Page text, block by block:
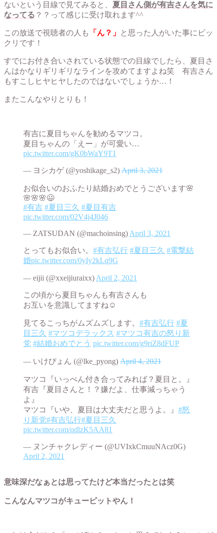
ないという目線で見てみると、 夏目さん側が有吉さんを気に
なってる ？？って感じに受け取れます^^
この放送で視聴者の人も 「ん？」
と思った人がいた事にビッ
クリです！
すでにお付き合いされている状態での目線でしたら、夏目さ
んはかなりギリギリなラインを攻めてますよね笑 有吉さん
もすこしヒヤヒヤしたのではないでしょうか…！
またこんなやりとりも！
有吉に夏目ちゃんを勧めるマツコ。
夏目ちゃんの「えー」が可愛い…
pic.twitter.com/gK0bWaY9T1
— ヨシカゲ (@yoshikage_s2) April 3, 2021
お似合いのおふたり結婚おめでとうございます🌸
🌸🌸🌸😃
#有吉 #夏目三久 #夏目有吉
pic.twitter.com/02V4j4J046
— ZATSUDAN (@machoinsing) April 3, 2021
とってもお似合い。 #有吉弘行 #夏目三久 #電撃結
婚pic.twitter.com/0yIy2kLq9G
— eijii (@xxeijiuraixx) April 2, 2021
この頃から夏目ちゃんも有吉さんも
お互いを意識してますね☺️
見てるこっちがムズムズします。 #有吉弘行 #夏
目三久 #マツコデラックス #マツコ有吉の怒り新
党 #結婚おめでとう pic.twitter.com/g9riZ8dFUP
— いけぴょん (@lke_pyong) April 4, 2021
マツコ『いっぺん付き合ってみれば？夏目と。』
有吉『夏目さんと！？嫌だよ、仕事減っちゃう
よ』
マツコ『いや、夏目は大丈夫だと思うよ。』 #怒
り新党#有吉弘行#夏目三久
pic.twitter.com/qdlzK5AA81
— ヌンチャクレディー (@UVIxkCmuuNAcz0G)
April 2, 2021
意味深だなぁとは思ってたけど本当だったとは笑
こんなんマツコがキューピットやん！